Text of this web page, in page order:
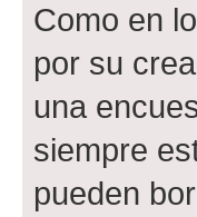
Como en
por su
una
siempre
pueden